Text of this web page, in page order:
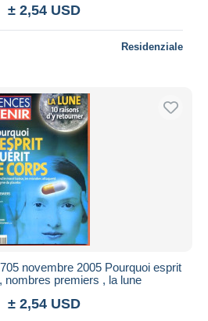
± 2,54 USD
Residenziale
novembre 2005 Pourquoi esprit
nombres premiers , la lune
± 2,54 USD